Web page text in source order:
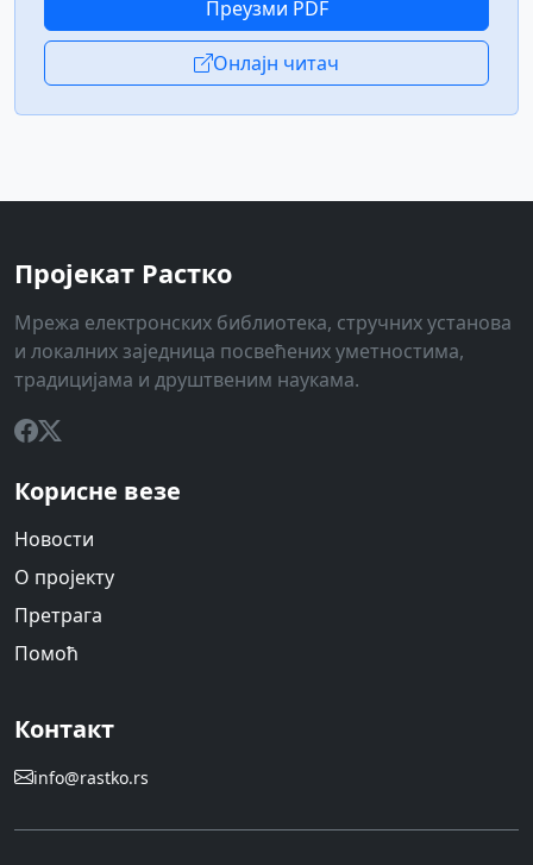
Преузми PDF
Онлајн читач
Пројекат Растко
Мрежа електронских библиотека, стручних установа
и локалних заједница посвећених уметностима,
традицијама и друштвеним наукама.
Корисне везе
Новости
О пројекту
Претрага
Помоћ
Контакт
info@rastko.rs